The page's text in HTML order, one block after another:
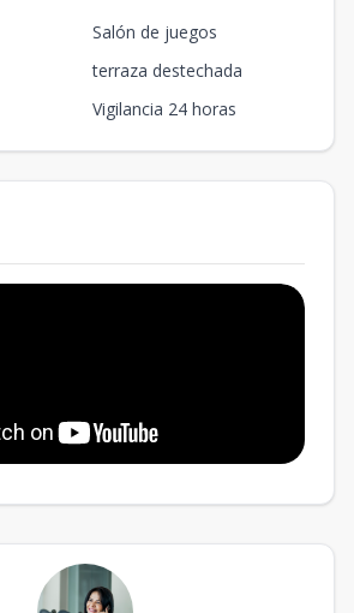
Salón de juegos
terraza destechada
Vigilancia 24 horas